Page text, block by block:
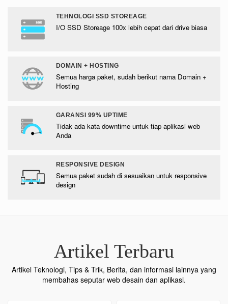
TEHNOLOGI SSD STOREAGE
I/O SSD Storeage 100x lebih cepat dari drive biasa
DOMAIN + HOSTING
Semua harga paket, sudah berikut nama Domain +
Hosting
GARANSI 99% UPTIME
Tidak ada kata downtime untuk tiap aplikasi web
Anda
RESPONSIVE DESIGN
Semua paket sudah di sesuaikan untuk responsive
design
Artikel Terbaru
Artikel Teknologi, Tips & Trik, Berita, dan informasi lainnya yang
membahas seputar web desain dan aplikasi.